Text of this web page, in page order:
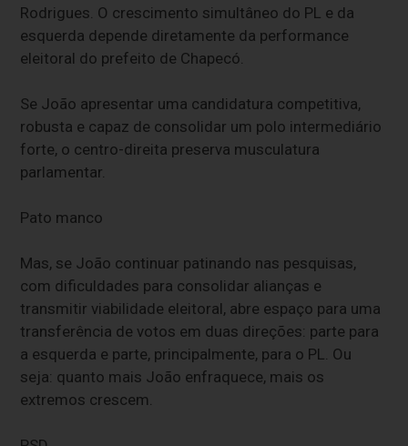
Rodrigues. O crescimento simultâneo do PL e da
esquerda depende diretamente da performance
eleitoral do prefeito de Chapecó.
Se João apresentar uma candidatura competitiva,
robusta e capaz de consolidar um polo intermediário
forte, o centro-direita preserva musculatura
parlamentar.
Pato manco
Mas, se João continuar patinando nas pesquisas,
com dificuldades para consolidar alianças e
transmitir viabilidade eleitoral, abre espaço para uma
transferência de votos em duas direções: parte para
a esquerda e parte, principalmente, para o PL. Ou
seja: quanto mais João enfraquece, mais os
extremos crescem.